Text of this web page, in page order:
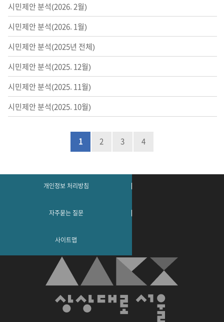
시민제안 분석(2026. 2월)
시민제안 분석(2026. 1월)
시민제안 분석(2025년 전체)
시민제안 분석(2025. 12월)
시민제안 분석(2025. 11월)
시민제안 분석(2025. 10월)
1 2 3 4
개인정보 처리방침
자주묻는 질문
사이트맵